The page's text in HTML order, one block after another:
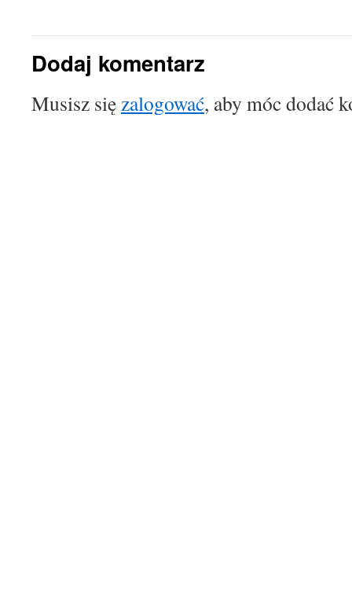
Dodaj komentarz
Musisz sięzalogować, aby móc dodać